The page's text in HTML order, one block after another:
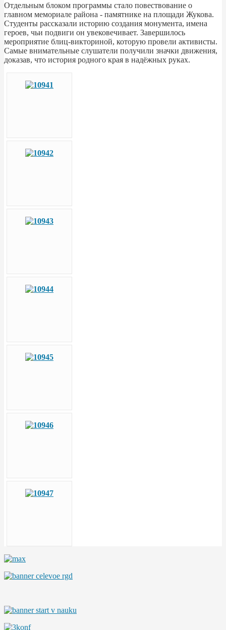
Отдельным блоком программы стало повествование о
главном мемориале района - памятнике на площади Жукова.
Студенты рассказали историю создания монумента, имена
героев, чьи подвиги он увековечивает. Завершилось
мероприятие блиц-викториной, которую провели активисты.
Самые внимательные слушатели получили значки движения,
доказав, что история родного края в надёжных руках.